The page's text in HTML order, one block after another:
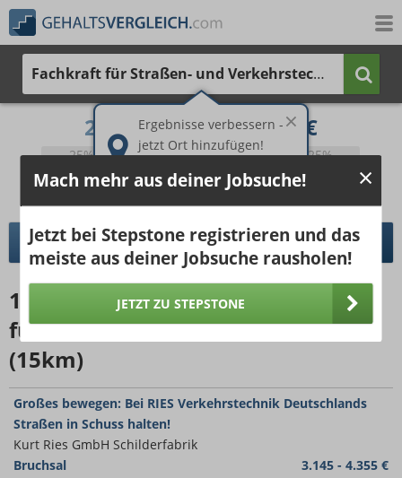
Ergebnisse verbessern -
jetzt Ort hinzufügen!
Ort hinzufügen
Fachkraft für Straßen- und Verkehrstechnik
2.556 € 3.754 €
25% 50% 25%
Bruttogehalt bei 40 Wochenstunden.
pro Jahr pro Monat
DETAILLIERTER GEHALTSVERGLEICH
16571 Jobangebotefür Fachkraft
für Straßen- und Verkehrstechnik
(15km)
Großes bewegen: Bei RIES Verkehrstechnik Deutschlands
Straßen in Schuss halten!
Kurt Ries GmbH Schilderfabrik
Bruchsal
3.145 - 4.355 €
Mach mehr aus deiner Jobsuche!
Jetzt bei Stepstone registrieren und das
meiste aus deiner Jobsuche rausholen!
JETZT ZU STEPSTONE